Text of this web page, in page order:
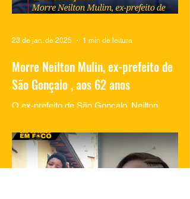
Morre Neilton Mulin, ex-prefeito de
São Gonçalo , aos 62 anos
O ex-prefeito de São Gonçalo, Neilton
62 anos, em um hospital no Rio de
Janeiro. A informação...
23 de jan. de 2025 1 min de leitura